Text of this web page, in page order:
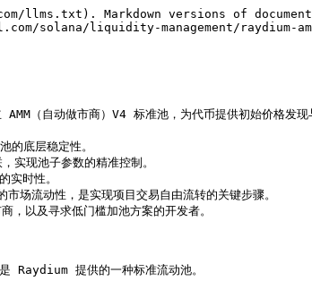
Markdown versions of
solana/liquidity-management/raydium-
自动做市商）V4 标准池，为代币提供初始价格发现
流动性，是实现项目交易自由流转的关键步骤。
以及寻求低门槛加池方案的开发者。
Raydium 提供的一种标准流动池。